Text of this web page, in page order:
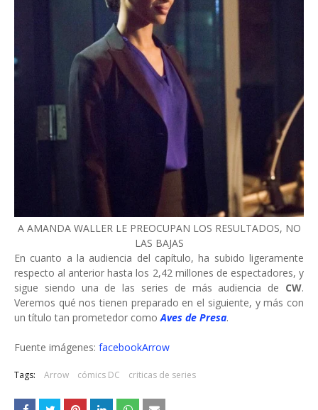
A AMANDA WALLER LE PREOCUPAN LOS RESULTADOS, NO
LAS BAJAS
En cuanto a la audiencia del capítulo, ha subido ligeramente
respecto al anterior hasta los 2,42 millones de espectadores, y
sigue siendo una de las series de más audiencia de CW.
Veremos qué nos tienen preparado en el siguiente, y más con
un título tan prometedor comoAves de Presa.
Fuente imágenes: facebookArrow
Tags: Arrow cómics DC criticas de series